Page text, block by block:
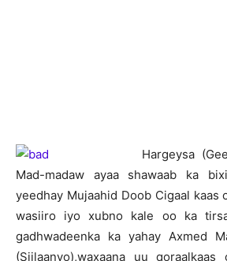
Hargeysa
Mad-madaw ayaa shawaab ka
yeedhay Mujaahid Doob Cigaal kaas
wasiiro iyo xubno kale oo ka
gadhwadeenka ka yahay Axmed
(Siilaanyo),waxaana uu